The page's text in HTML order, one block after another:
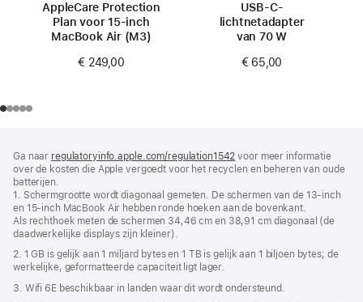
AppleCare Protection
Plan voor 15‑inch
MacBook Air (M3)
€ 249,00
USB‑C-
lichtnetadapter
van 70 W
€ 65,00
Ga naar regulatoryinfo.apple.com/regulation1542 (wordt
in
venster
geopend)
voor meer informatie
over de kosten die Apple vergoedt voor het recyclen en beheren van oude
batterijen.
1. Schermgrootte wordt diagonaal gemeten. De schermen van de 13‑inch
en 15‑inch MacBook Air hebben ronde hoeken aan de bovenkant.
Als rechthoek meten de schermen 34,46 cm en 38,91 cm diagonaal (de
daadwerkelijke displays zijn kleiner).
2. 1 GB is gelijk aan 1 miljard bytes en 1 TB is gelijk aan 1 biljoen bytes; de
werkelijke, geformatteerde capaciteit ligt lager.
3. Wifi 6E beschikbaar in landen waar dit wordt ondersteund.